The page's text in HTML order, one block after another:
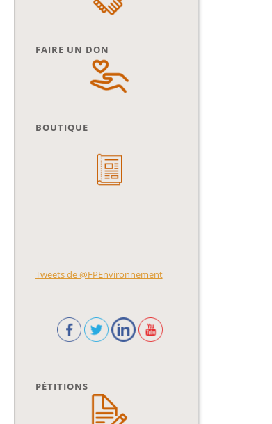
FAIRE UN DON
BOUTIQUE
Tweets de @FPEnvironnement
PÉTITIONS